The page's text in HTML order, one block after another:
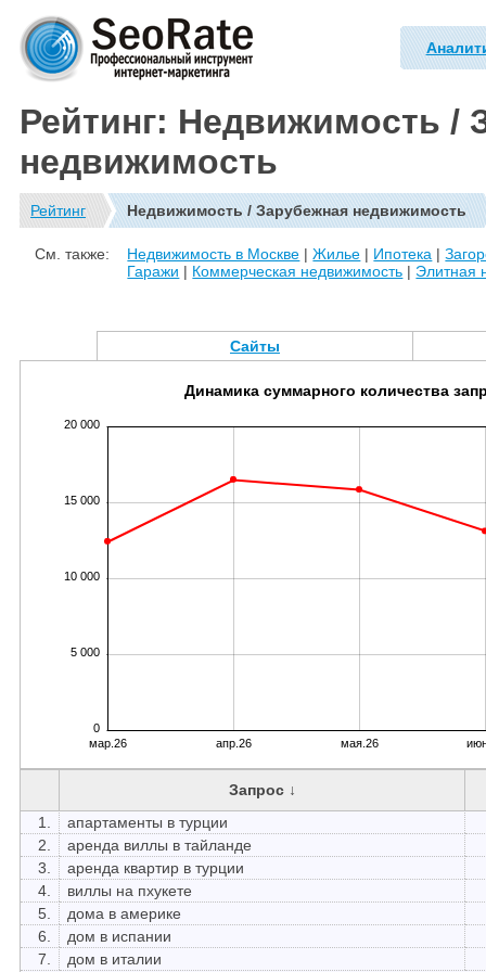
Рейтинг: Недвижимость /
недвижимость
Рейтинг Недвижимость / Зарубежная недвижимость
См. также: Недвижимость в Москве |Жилье | Ипотека |
Гаражи | Коммерческая недвижимость | Элитная
Сайты
0
5 000
10 000
15 000
20 000
мар.26 апр.26 мая.26
Динамика суммарного количества
Запрос ↓
1.
апартаменты в турции
2.
аренда виллы в тайланде
3.
аренда квартир в турции
4.
виллы на пхукете
5.
дома в америке
6.
дом в испании
7.
дом в италии